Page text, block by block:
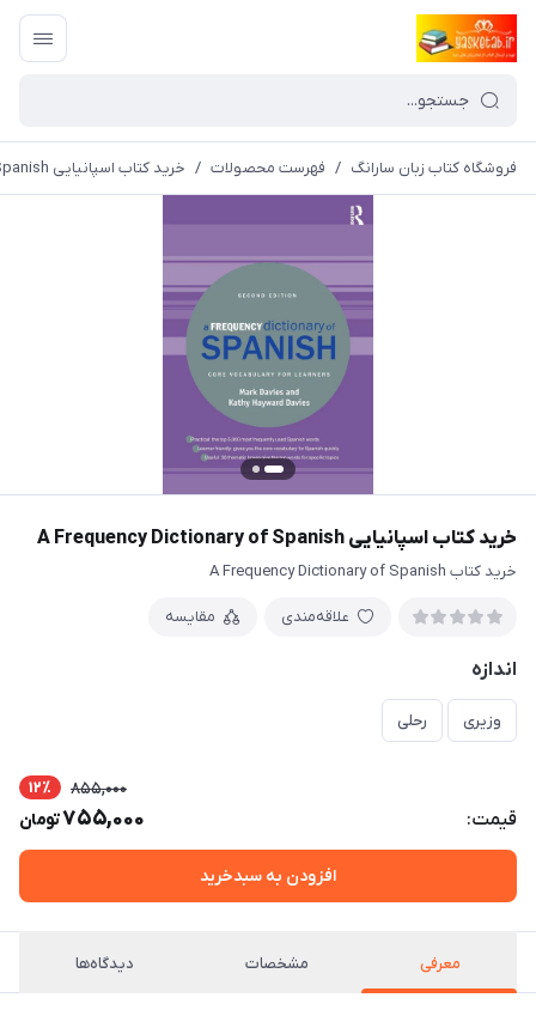
فروشگاه کتاب زبان سارانگ / فهرست محصولات / خرید کتاب اسپانیایی A Frequency Dictionary of Spanish
خرید کتاب اسپانیایی A Frequency Dictionary of Spanish
خرید کتاب A Frequency Dictionary of Spanish
علاقه‌مندی مقایسه
اندازه
وزیری رحلی
قیمت:
855,000 12٪
755,000تومان
افزودن به سبدخرید
معرفی مشخصات دیدگاه‌ها